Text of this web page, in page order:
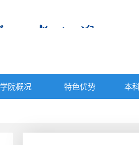
学院概况 特色优势 本